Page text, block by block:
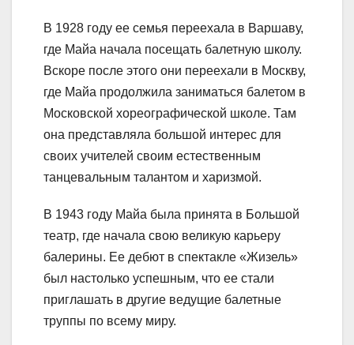
В 1928 году ее семья переехала в Варшаву,
где Майа начала посещать балетную школу.
Вскоре после этого они переехали в Москву,
где Майа продолжила заниматься балетом в
Московской хореографической школе. Там
она представляла большой интерес для
своих учителей своим естественным
танцевальным талантом и харизмой.
В 1943 году Майа была принята в Большой
театр, где начала свою великую карьеру
балерины. Ее дебют в спектакле «Жизель»
был настолько успешным, что ее стали
приглашать в другие ведущие балетные
труппы по всему миру.